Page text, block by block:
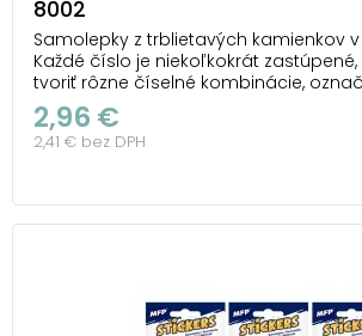
8002
Samolepky z trblietavých kamienkov
Každé číslo je niekoľkokrát
tvoriť rôzne číselné kombinácie,
poradie. Tieto samolepky sú
scrapbooking, výrobu prianí,
alebo napríklad na personalizáciu
2,96 €
2,41 € bez DPH